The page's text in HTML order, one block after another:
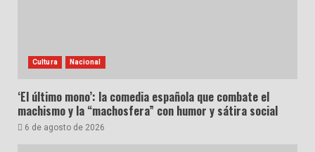
Cultura Nacional
‘El último mono’: la comedia española que combate el
machismo y la “machosfera” con humor y sátira social
6 de agosto de 2026